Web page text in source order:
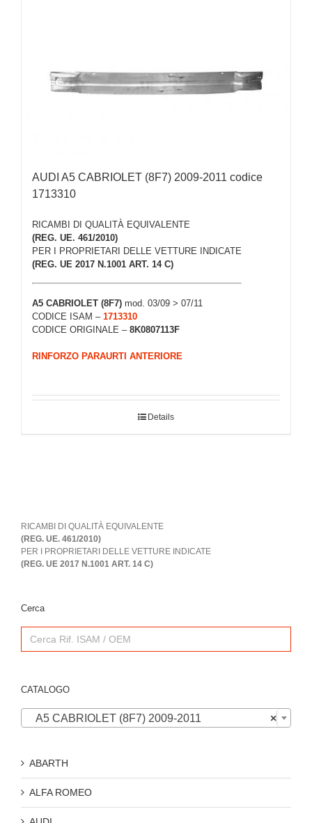
AUDI A5 CABRIOLET (8F7) 2009-2011 codice
1713310
RICAMBI DI QUALITÀ EQUIVALENTE
(REG. UE. 461/2010)
PER I PROPRIETARI DELLE VETTURE INDICATE
(REG. UE 2017 N.1001 ART. 14 C)
A5 CABRIOLET (8F7) mod. 03/09 > 07/11
CODICE ISAM – 1713310
CODICE ORIGINALE – 8K0807113F
RINFORZO PARAURTI ANTERIORE
Details
RICAMBI DI QUALITÀ EQUIVALENTE
(REG. UE. 461/2010)
PER I PROPRIETARI DELLE VETTURE INDICATE
(REG. UE 2017 N.1001 ART. 14 C)
Cerca
Search
for:
CATALOGO
×
A5 CABRIOLET (8F7) 2009-2011
ABARTH
ALFA ROMEO